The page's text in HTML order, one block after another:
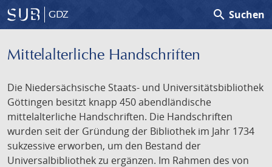
GDZ search Suchen
Mittelalterliche Handschriften
Die Niedersächsische Staats- und Universitätsbibliothek
Göttingen besitzt knapp 450 abendländische
mittelalterliche Handschriften. Die Handschriften
wurden seit der Gründung der Bibliothek im Jahr 1734
sukzessive erworben, um den Bestand der
Universalbibliothek zu ergänzen. Im Rahmen des von